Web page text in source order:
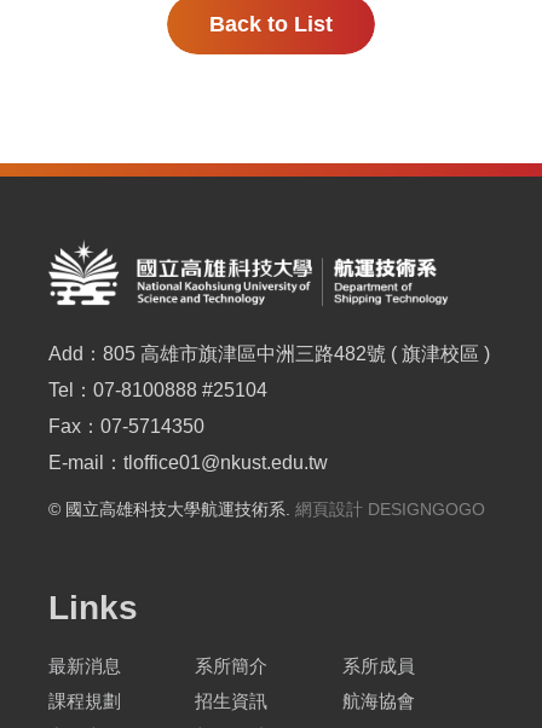
Back to List
Add：805 高雄市旗津區中洲三路482號 ( 旗津校區 )
Tel：07-8100888 #25104
Fax：07-5714350
E-mail： tloffice01@nkust.edu.tw
© 國立高雄科技大學航運技術系. 網頁設計 DESIGNGOGO
Links
最新消息 系所簡介
系所成員
課程規劃
招生資訊
航海協會